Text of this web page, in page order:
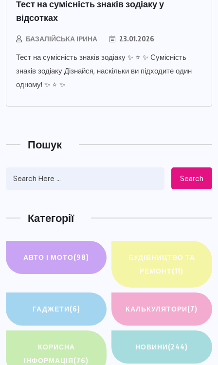
Тест на сумісність знаків зодіаку у
відсотках
БАЗАЛІЙСЬКА ІРИНА 23.01.2026
Тест на сумісність знаків зодіаку ✨ ⭐ ✨ Сумісність
знаків зодіаку Дізнайся, наскільки ви підходите один
одному! ✨ ⭐ ✨
Пошук
Search
Категорії
АВТО І МОТО(98)
БУДІВНИЦТВО ТА
РЕМОНТ(11)
ГАДЖЕТИ(6) КАЛЬКУЛЯТОРИ(7)
КОРИСНА
ІНФОРМАЦІЯ(76)
НОВИНИ(244)